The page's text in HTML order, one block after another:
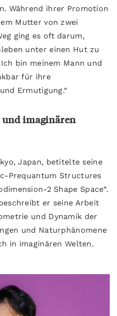
Während ihrer Promotion
Mutter von zwei
ging es oft darum,
unter einen Hut zu
bin meinem Mann und
für ihre
Ermutigung.“
imaginären
Japan, betitelte seine
Prequantum Structures
2 Shape Space“.
er seine Arbeit
und Dynamik der
und Naturphänomene
in imaginären Welten.